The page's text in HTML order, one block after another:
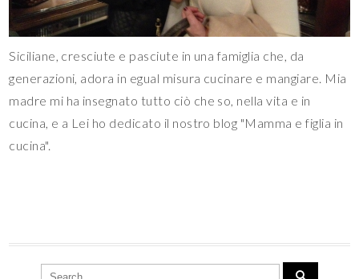
Siciliane, cresciute e pasciute in una famiglia che, da
generazioni, adora in egual misura cucinare e mangiare. Mia
madre mi ha insegnato tutto ciò che so, nella vita e in
cucina, e a Lei ho dedicato il nostro blog "Mamma e figlia in
cucina".